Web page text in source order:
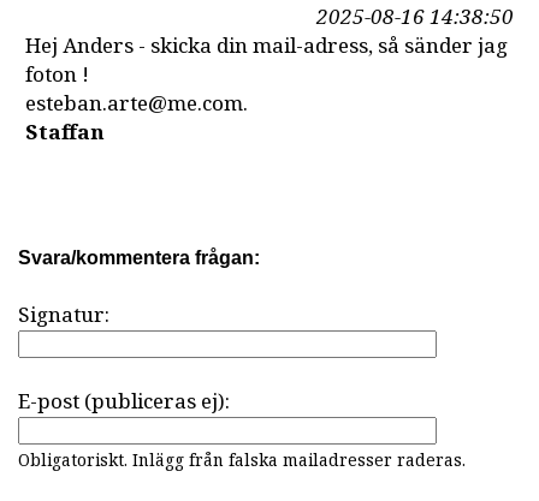
2025-08-16 14:38:50
Hej Anders - skicka din mail-adress, så sänder jag
foton !
esteban.arte@me.com.
Staffan
Svara/kommentera frågan:
Signatur:
E-post (publiceras ej):
Obligatoriskt. Inlägg från falska mailadresser raderas.